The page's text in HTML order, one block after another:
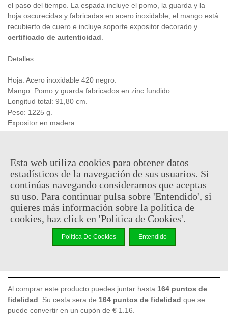
el paso del tiempo. La espada incluye el pomo, la guarda y la
hoja oscurecidas y fabricadas en acero inoxidable, el mango está
recubierto de cuero e incluye soporte expositor decorado y
certificado de autenticidad
Detalles:
Hoja: Acero inoxidable 420 negro.
Mango: Pomo y guarda fabricados en zinc fundido.
Longitud total: 91,80 cm.
Peso: 1225 g.
Expositor en madera
329,95 € (impuestos inc.)
Consultar disponibilidad
-
Añadir Al Carrito
Al comprar este producto puedes juntar hasta 164 puntos de
fidelidad . Su cesta sera de 164 puntos de fidelidad que se
puede convertir en un cupón de € 1.16
Esta web utiliza cookies para obtener datos
estadísticos de la navegación de sus usuarios. Si
continúas navegando consideramos que aceptas
su uso. Para continuar pulsa sobre 'Entendido', si
quieres más información sobre la política de
cookies, haz click en 'Política de Cookies'.
Política De Cookies Entendido